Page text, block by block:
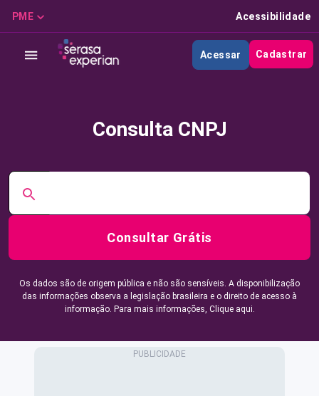
PME Acessibilidade
Acessar Cadastrar
Consulta CNPJ
Consultar Grátis
Os dados são de origem pública e não são sensíveis. A disponibilização
das informações observa a legislação brasileira e o direito de acesso à
informação. Para mais informações, Clique aqui.